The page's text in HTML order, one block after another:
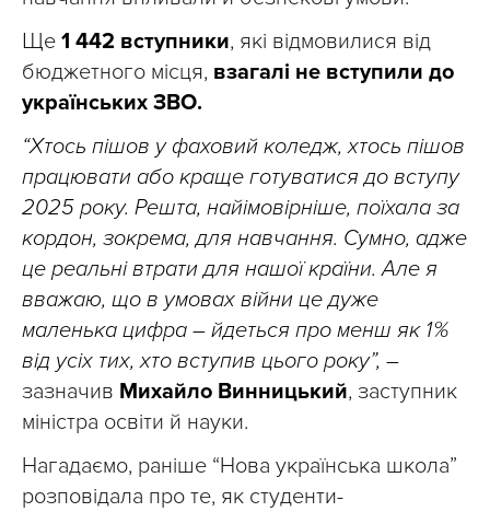
Ще 1 442 вступники, які відмовилися від
бюджетного місця, взагалі не вступили до
українських ЗВО.
“Хтось пішов у фаховий коледж, хтось пішов
працювати або краще готуватися до вступу
2025 року. Решта, найімовірніше, поїхала за
кордон, зокрема, для навчання. Сумно, адже
це реальні втрати для нашої країни. Але я
вважаю, що в умовах війни це дуже
маленька цифра – йдеться про менш як 1 %
від усіх тих, хто вступив цього року”, –
зазначив Михайло Винницький, заступник
міністра освіти й науки.
Нагадаємо, раніше “Нова українська школа”
розповідала про те, як студенти-